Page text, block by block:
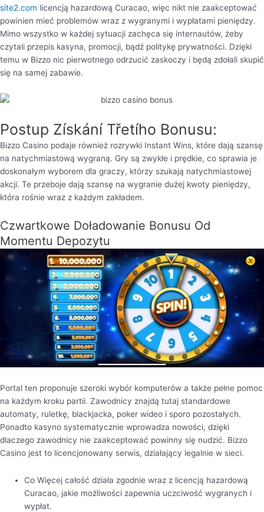
site2.com licencją hazardową Curacao, więc nikt nie zaakceptować
powinien mieć problemów wraz z wygranymi i wypłatami pieniędzy.
Mimo wszystko w każdej sytuacji zachęca się internautów, żeby
czytali przepis kasyna, promocji, bądź politykę prywatności. Dzięki
temu w Bizzo nic pierwotnego odrzucić zaskoczy i będą zdołali skupić
się na samej zabawie.
Postup Získání Třetího Bonusu:
Bizzo Casino podaje również rozrywki Instant Wins, które dają szansę
na natychmiastową wygraną. Gry są zwykłe i prędkie, co sprawia je
doskonałym wyborem dla graczy, którzy szukają natychmiastowej
akcji. Te przeboje dają szansę na wygranie dużej kwoty pieniędzy,
która rośnie wraz z każdym zakładem.
Czwartkowe Doładowanie Bonusu Od
Momentu Depozytu
Portal ten proponuje szeroki wybór komputerów a także pełne pomoc
na każdym kroku partii. Zawodnicy znajdą tutaj standardowe
automaty, ruletkę, blackjacka, poker wideo i sporo pozostałych.
Ponadto kasyno systematycznie wprowadza nowości, dzięki
dlaczego zawodnicy nie zaakceptować powinny się nudzić. Bizzo
Casino jest to licencjonowany serwis, działający legalnie w sieci.
Co Więcej całość działa zgodnie wraz z licencją hazardową
Curacao, jakie możliwości zapewnia uczciwość wygranych i
wypłat.